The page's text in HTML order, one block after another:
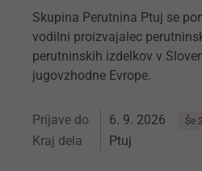
Skupina Perutnina Ptuj se
vodilni proizvajalec
perutninskih izdelkov v
jugovzhodne Evrope.
Prijave do 6. 9. 2026 Še
Kraj dela Ptuj